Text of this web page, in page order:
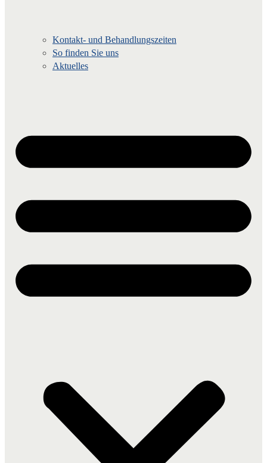
Kontakt- und Behandlungszeiten
So finden Sie uns
Aktuelles